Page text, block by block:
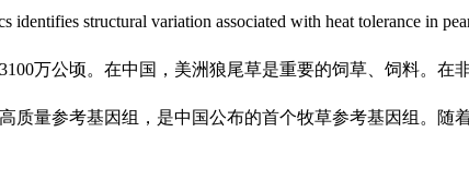
structural variation associated with heat tolerance in
万公顷。在中国，美洲狼尾草是重要的饲草、饲料。在
质量参考基因组，是中国公布的首个牧草参考基因组。